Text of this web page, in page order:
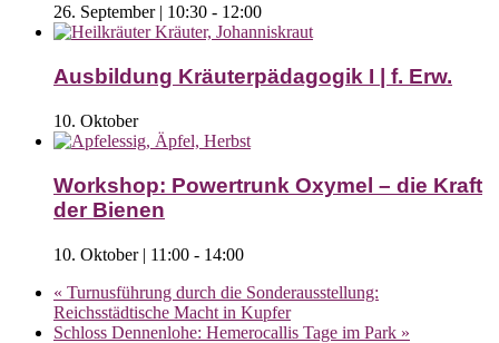
26. September | 10:30 - 12:00
Ausbildung Kräuterpädagogik I | f. Erw.
10. Oktober
Workshop: Powertrunk Oxymel – die Kraft
der Bienen
10. Oktober | 11:00 - 14:00
« Turnusführung durch die Sonderausstellung:
Reichsstädtische Macht in Kupfer
Schloss Dennenlohe: Hemerocallis Tage im Park »